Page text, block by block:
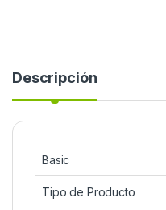
Descripción
Basic
Tipo de Producto